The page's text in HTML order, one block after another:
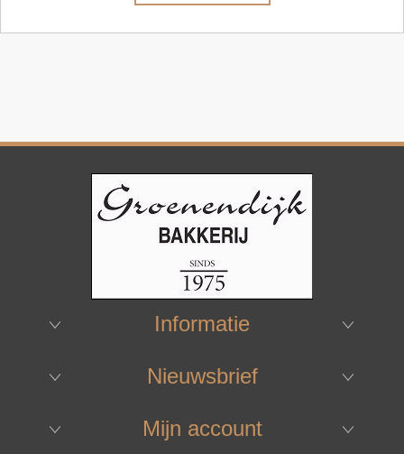
Informatie
Nieuwsbrief
Mijn account